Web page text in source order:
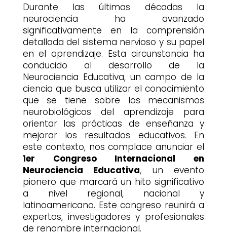
Durante las últimas décadas la
neurociencia ha avanzado
significativamente en la comprensión
detallada del sistema nervioso y su papel
en el aprendizaje. Esta circunstancia ha
conducido al desarrollo de la
Neurociencia Educativa, un campo de la
ciencia que busca utilizar el conocimiento
que se tiene sobre los mecanismos
neurobiológicos del aprendizaje para
orientar las prácticas de enseñanza y
mejorar los resultados educativos. En
este contexto, nos complace anunciar el
1er Congreso Internacional en
Neurociencia Educativa, un evento
pionero que marcará un hito significativo
a nivel regional, nacional y
latinoamericano. Este congreso reunirá a
expertos, investigadores y profesionales
de renombre internacional.